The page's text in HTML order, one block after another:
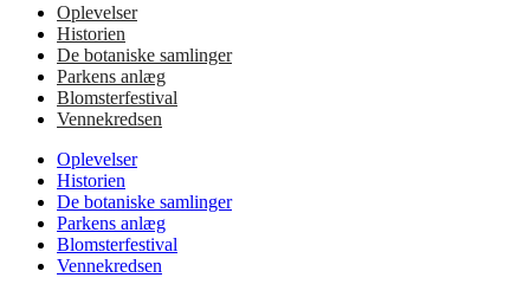
Oplevelser
Historien
De botaniske samlinger
Parkens anlæg
Blomsterfestival
Vennekredsen
Oplevelser
Historien
De botaniske samlinger
Parkens anlæg
Blomsterfestival
Vennekredsen